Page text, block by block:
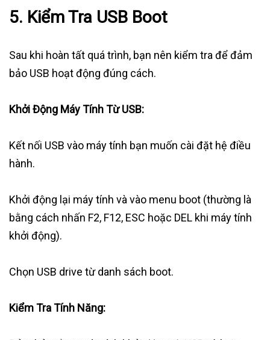
5. Kiểm Tra USB Boot
Sau khi hoàn tất quá trình, bạn nên kiểm tra để đảm
bảo USB hoạt động đúng cách.
Khởi Động Máy Tính Từ USB:
Kết nối USB vào máy tính bạn muốn cài đặt hệ điều
hành.
Khởi động lại máy tính và vào menu boot (thường là
bằng cách nhấn F2, F12, ESC hoặc DEL khi máy tính
khởi động).
Chọn USB drive từ danh sách boot.
Kiểm Tra Tính Năng: